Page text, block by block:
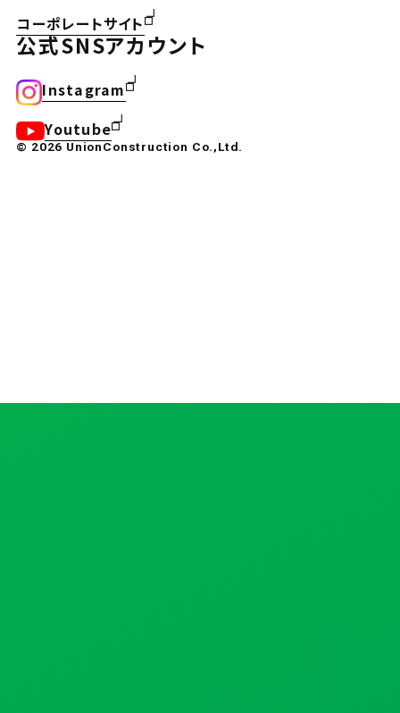
公式SNSアカウント
Instagram
Youtube
コーポレートサイト
© 2026 UnionConstruction Co.,Ltd.